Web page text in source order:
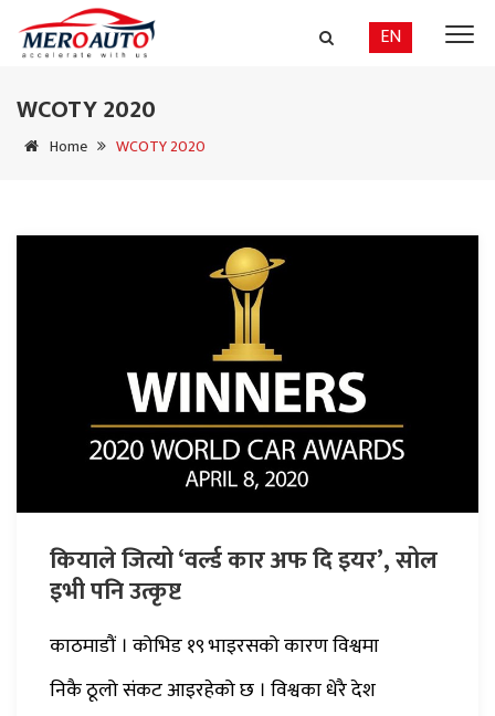
EN
WCOTY 2020
Home WCOTY 2020
कियाले जित्यो ‘वर्ल्ड कार अफ दि इयर’, सोल
इभी पनि उत्कृष्ट
काठमाडौं । कोभिड १९ भाइरसको कारण विश्वमा
निकै ठूलो संकट आइरहेको छ । विश्वका धेरै देश